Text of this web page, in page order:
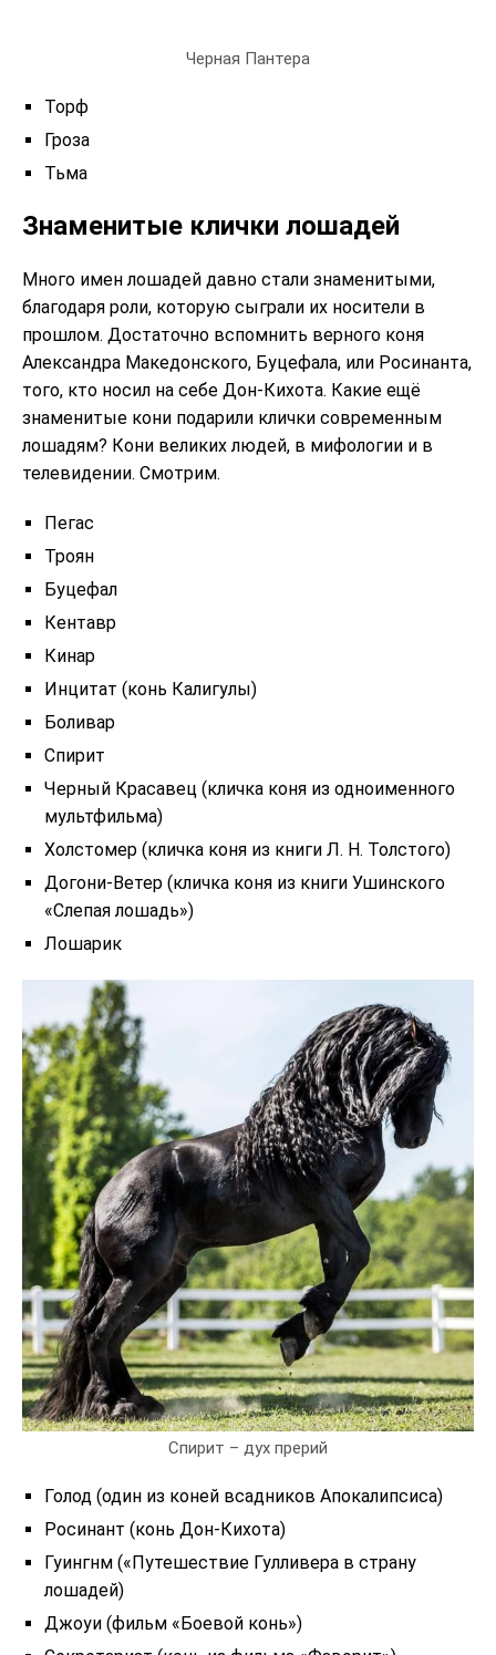
Черная Пантера
Торф
Гроза
Тьма
Знаменитые клички лошадей
Много имен лошадей давно стали знаменитыми,
благодаря роли, которую сыграли их носители в
прошлом. Достаточно вспомнить верного коня
Александра Македонского, Буцефала, или Росинанта,
того, кто носил на себе Дон-Кихота. Какие ещё
знаменитые кони подарили клички современным
лошадям? Кони великих людей, в мифологии и в
телевидении. Смотрим.
Пегас
Троян
Буцефал
Кентавр
Кинар
Инцитат (конь Калигулы)
Боливар
Спирит
Черный Красавец (кличка коня из одноименного
мультфильма)
Холстомер (кличка коня из книги Л. Н. Толстого)
Догони-Ветер (кличка коня из книги Ушинского
«Слепая лошадь»)
Лошарик
Спирит – дух прерий
Голод (один из коней всадников Апокалипсиса)
Росинант (конь Дон-Кихота)
Гуингнм («Путешествие Гулливера в страну
лошадей)
Джоуи (фильм «Боевой конь»)